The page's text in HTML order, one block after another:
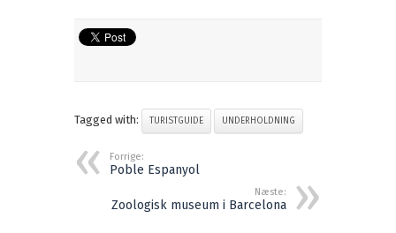
Tagged with: TURISTGUIDE UNDERHOLDNING
Forrige:
Poble Espanyol
Næste:
Zoologisk museum i Barcelona